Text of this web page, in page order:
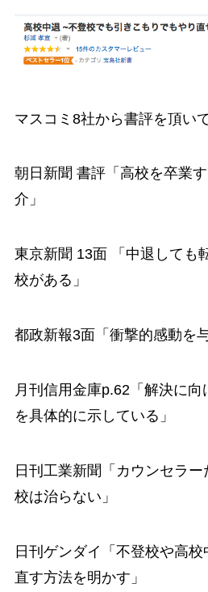
マスコミ8社から書評を頂い
朝日新聞 書評「高校を卒業
介」
東京新聞 13面 「中退しても
校がある」
都政新報3面「衝撃的感動を
月刊信用金庫p.62「解決に
を具体的に示している」
日刊工業新聞「カウンセラ
校は治らない」
日刊ゲンダイ「不登校や高
直す方法を明かす」